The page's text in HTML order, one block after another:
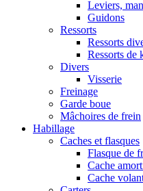
Leviers,
Guidons
Ressorts
Ressorts
Ressorts de
Divers
Visserie
Freinage
Garde boue
Mâchoires de frein
Habillage
Caches et flasques
Flasque de
Cache
Cache